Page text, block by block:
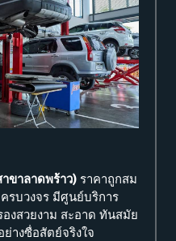
าขาลาดพร้าว) ราคาถูกสม
รบวงจร มีศูนย์บริการ
งสวยงาม สะอาด ทันสมัย
างซื่อสัตย์จริงใจ